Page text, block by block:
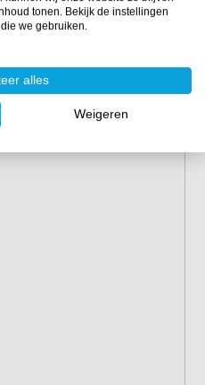
tonen. Bekijk de instellingen
we gebruiken.
alles
Weigeren